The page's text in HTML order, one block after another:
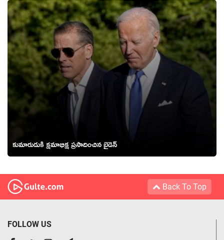
కుమారుడుకి క్ష‌మాభిక్ష ప్ర‌సాదించిన బైడెన్
Back To Top
FOLLOW US